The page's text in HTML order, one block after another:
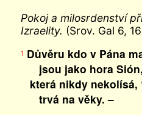
Pokoj a milosrdenství
Izraelity. (Srov. Gal 6,
1 Důvěru kdo v Pána
jsou jako hora Sión,
která nikdy nekolísá,
trvá na věky. –